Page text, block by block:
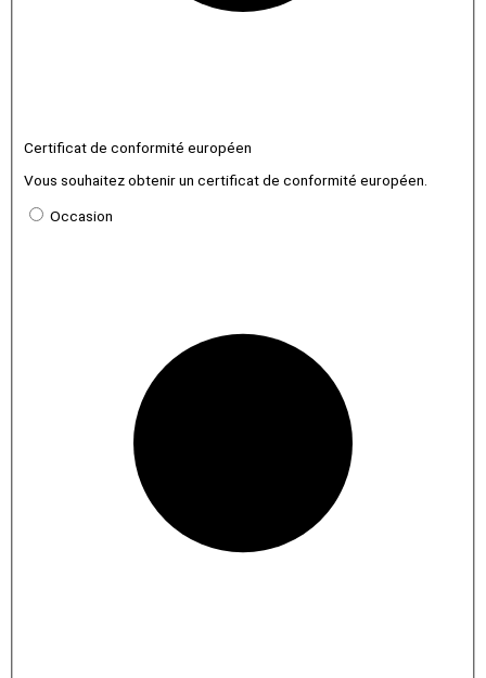
Certificat de conformité européen
Vous souhaitez obtenir un certificat de conformité européen.
Occasion